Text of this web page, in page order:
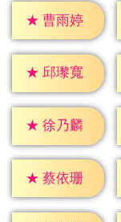
★ 曹雨婷
★ 邱瓈寬
★ 徐乃麟
★ 蔡依珊